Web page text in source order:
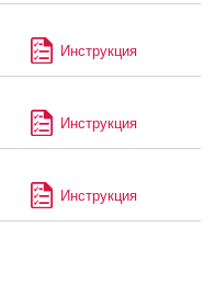
Инструкция
Инструкция
Инструкция